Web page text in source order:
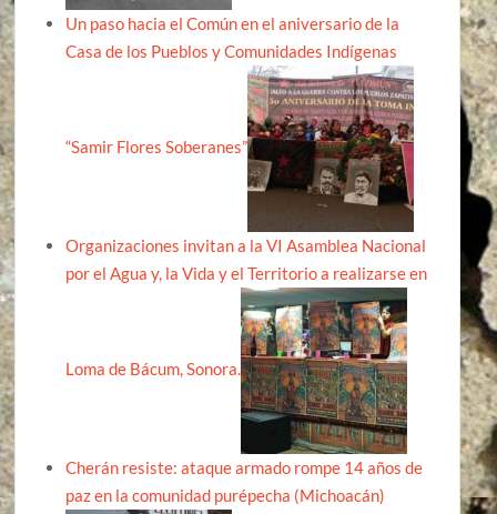
Un paso hacia el Común en el aniversario de la
Casa de los Pueblos y Comunidades Indígenas
“Samir Flores Soberanes”
Organizaciones invitan a la VI Asamblea Nacional
por el Agua y, la Vida y el Territorio a realizarse en
Loma de Bácum, Sonora.
Cherán resiste: ataque armado rompe 14 años de
paz en la comunidad purépecha (Michoacán)